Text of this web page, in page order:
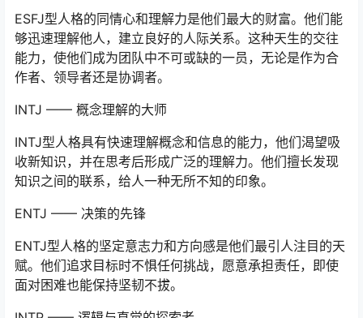
ESFJ型人格的同情心和理解力是他们最大的财富。他们能
够迅速理解他人，建立良好的人际关系。这种天生的交往
能力，使他们成为团队中不可或缺的一员，无论是作为合
作者、领导者还是协调者。
INTJ —— 概念理解的大师
INTJ型人格具有快速理解概念和信息的能力，他们渴望吸
收新知识，并在思考后形成广泛的理解力。他们擅长发现
知识之间的联系，给人一种无所不知的印象。
ENTJ —— 决策的先锋
ENTJ型人格的坚定意志力和方向感是他们最引人注目的天
赋。他们追求目标时不惧任何挑战，愿意承担责任，即使
面对困难也能保持坚韧不拔。